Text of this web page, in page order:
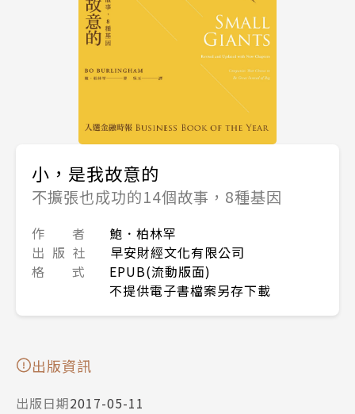
小，是我故意的
不擴張也成功的14個故事，8種基因
作 者
鮑．柏林罕
出 版 社
早安財經文化有限公司
格 式
EPUB(流動版面)
不提供電子書檔案另存下載
出版資訊
出版日期2017-05-11